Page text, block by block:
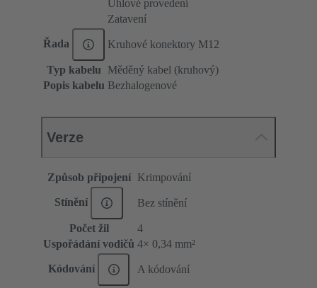
Úhlové provedení
Zatavení
Řada Kruhové konektory M12
Typ kabelu
Měděný kabel (kruhový)
Popis kabelu Bezhalogenové
Verze
Způsob připojení Krimpování
Stínění Bez stínění
Počet žil
4
Uspořádání vodičů 4× 0,34 mm²
Kódování A kódování